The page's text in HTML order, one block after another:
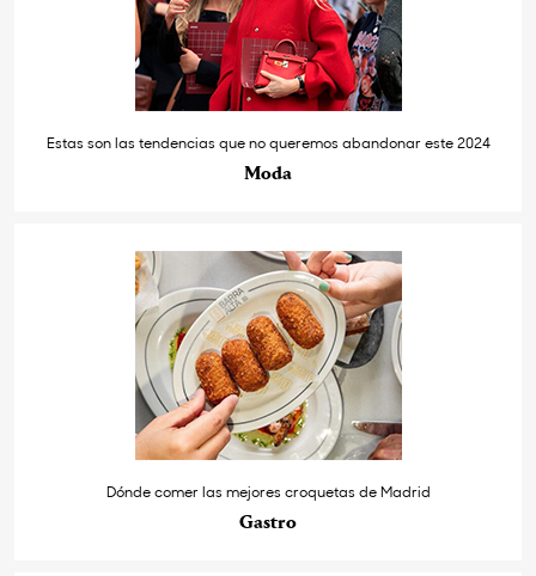
Estas son las tendencias que no queremos abandonar este 2024
Moda
Dónde comer las mejores croquetas de Madrid
Gastro